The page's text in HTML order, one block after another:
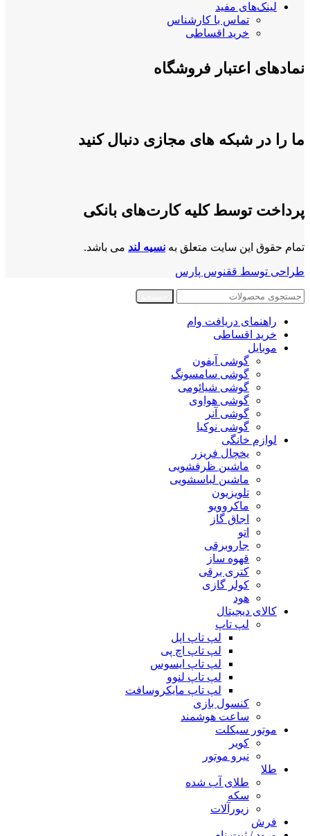
لینک‌های مفید
تماس با کارشناس
خرید اقساطی
نمادهای اعتبار فروشگاه
ما را در شبکه های مجازی دنبال کنید
پرداخت توسط کلیه کارت‌های بانکی
تمام حقوق این سایت متعلق به نسیه لند می باشد.
طراحی توسط ققنوس پارس
راهنمای دریافت وام
خرید اقساطی
موبایل
گوشی آیفون
گوشی سامسونگ
گوشی شیائومی
گوشی هواوی
گوشی آنر
گوشی نوکیا
لوازم خانگی
یخچال فریزر
ماشین ظرفشویی
ماشین لباسشویی
تلویزیون
ماکروویو
اجاق گاز
اتو
جاروبرقی
قهوه ساز
کتری برقی
کولر گازی
هود
کالای دیجیتال
لپ تاپ
لپ تاپ اپل
لپ تاپ اچ پی
لپ تاپ ایسوس
لپ تاپ لنوو
لپ تاپ مایکروسافت
کنسول بازی
ساعت هوشمند
موتور سیکلت
کویر
نیرو موتور
طلا
طلای آب شده
سکه
زیورآلات
فرش